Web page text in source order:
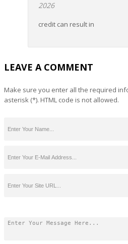
2026
credit can result in
LEAVE A COMMENT
Make sure you enter all the required
asterisk (*). HTML code is not allowed.